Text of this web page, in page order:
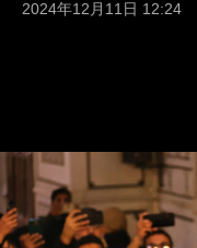
2024年12月11日 12:24